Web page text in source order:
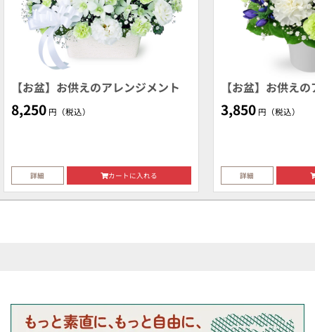
【お盆】お供えのアレンジメント
8,250 円（税込）
詳細 カートに入れる
【お盆】お供え
3,850 円（税込）
詳細